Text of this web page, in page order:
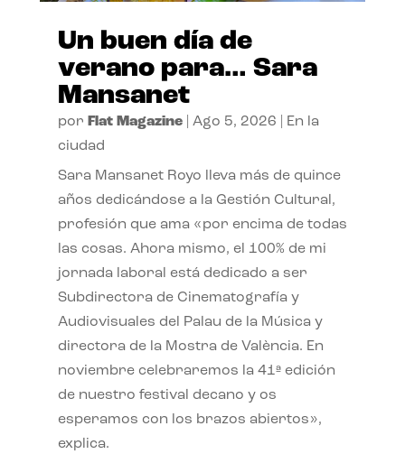
Un buen día de
verano para… Sara
Mansanet
por Flat Magazine| Ago 5, 2026
En la
ciudad
Sara Mansanet Royo lleva más de quince
años dedicándose a la Gestión Cultural,
profesión que ama «por encima de todas
las cosas. Ahora mismo, el 100% de mi
jornada laboral está dedicado a ser
Subdirectora de Cinematografía y
Audiovisuales del Palau de la Música y
directora de la Mostra de València. En
noviembre celebraremos la 41ª edición
de nuestro festival decano y os
esperamos con los brazos abiertos»,
explica.